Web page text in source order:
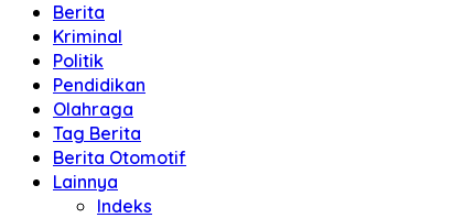
Berita
Kriminal
Politik
Pendidikan
Olahraga
Tag Berita
Berita Otomotif
Lainnya
Indeks